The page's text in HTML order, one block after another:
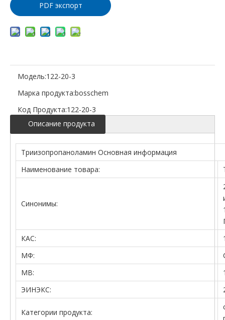
PDF экспорт
Модель:122-20-3
Марка продукта:bosschem
Код Продукта:122-20-3
Описание продукта
Триизопропаноламин Основная информация
Наименование товара:
Синонимы:
КАС:
МФ:
МВ:
ЭИНЭКС:
Категории продукта: